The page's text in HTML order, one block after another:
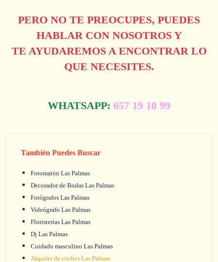
PERO NO TE PREOCUPES, PUEDES
HABLAR CON NOSOTROS Y
TE AYUDAREMOS A ENCONTRAR LO
QUE NECESITES.
WHATSAPP: 657 19 10 99
También Puedes Buscar
Fotomatón Las Palmas
Decorador de Bodas Las Palmas
Fotógrafos Las Palmas
Videógrafo Las Palmas
Floristerías Las Palmas
Dj Las Palmas
Cuidado masculino Las Palmas
Alquiler de coches Las Palmas